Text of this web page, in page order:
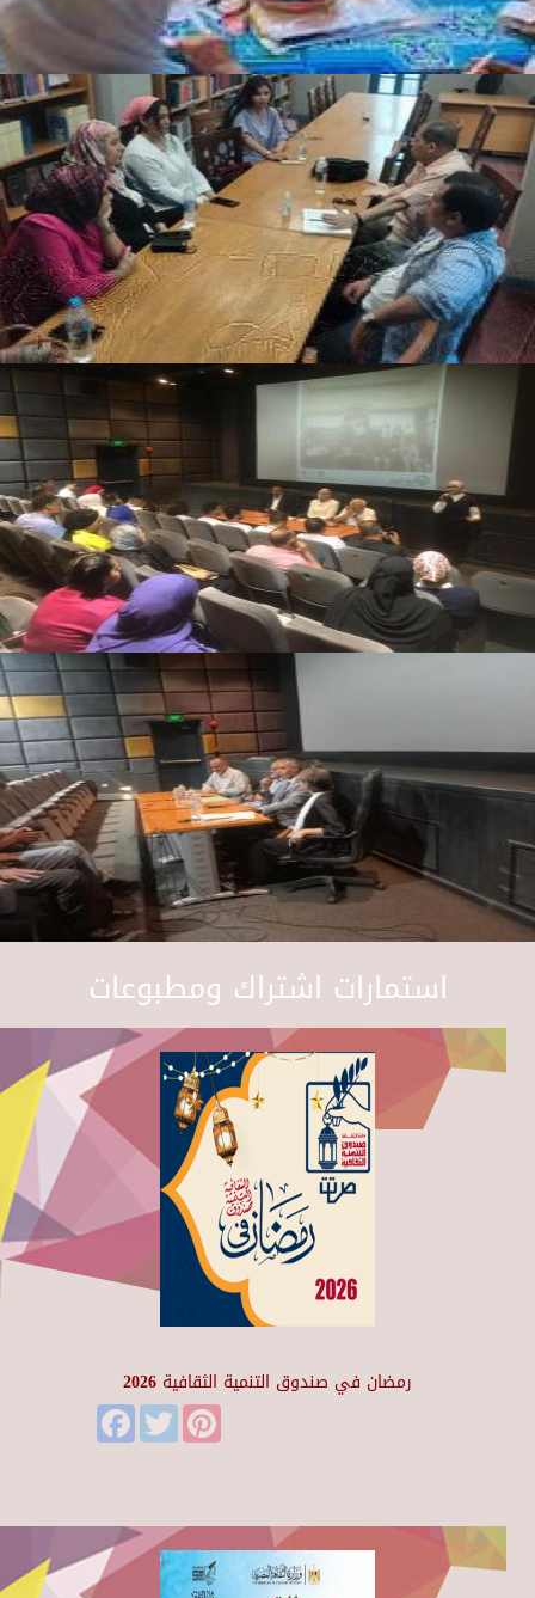
استمارات اشتراك ومطبوعات
رمضان في صندوق التنمية الثقافية 2026
FacebookTwitter